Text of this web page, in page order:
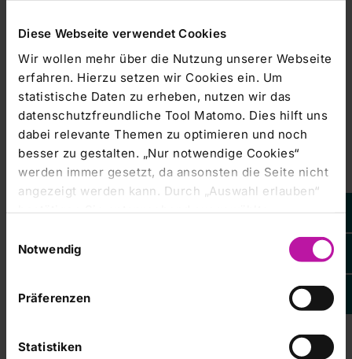
Diese Webseite verwendet Cookies
Wir wollen mehr über die Nutzung unserer Webseite
erfahren. Hierzu setzen wir Cookies ein. Um
statistische Daten zu erheben, nutzen wir das
datenschutzfreundliche Tool Matomo. Dies hilft uns
dabei relevante Themen zu optimieren und noch
besser zu gestalten. „Nur notwendige Cookies“
werden immer gesetzt, da ansonsten die Seite nicht
angezeigt werden kann. Durch „Auswahl erlauben“
bestätigen Sie entsprechend ausgewählte
erlauben Sie alle eingesetzten Cookies. Sie können
Ihre
Einstellungen anpassen. Weitere Informationen
finden Sie auch in unserer
Datenschutzerklärung
Notwendig
Präferenzen
Statistiken
- Long Equity Swap, cash settlement
- Long Equity Swap, cash settlement
(Verfallstermin 06.01.2014)
- Long Equity Swap, cash settlement
(Verfallstermin 10.02.2014)
(Verfallstermin 12.05.2014)
- Long Equity Swap, cash settlement